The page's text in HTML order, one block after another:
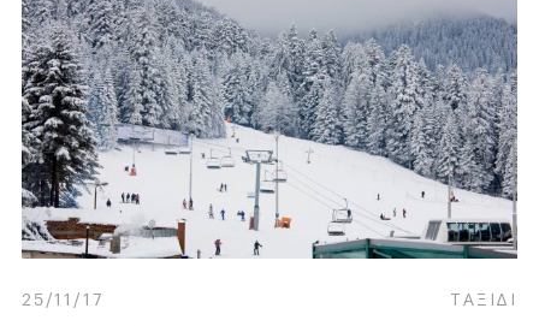
25/11/17 ΤΑΞΙΔΙ